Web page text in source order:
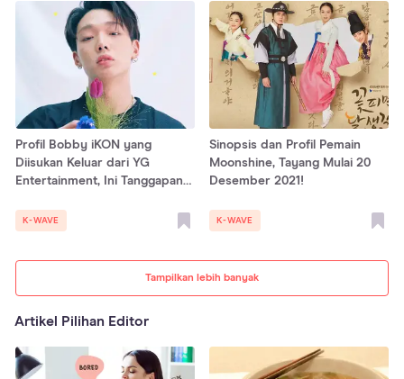
Tampilkan lebih banyak
Profil Bobby iKON yang
Diisukan Keluar dari YG
Entertainment, Ini Tanggapan
K-WAVE
Sinopsis dan Profil Pemain
Moonshine, Tayang Mulai 20
Desember 2021!
K-WAVE
Artikel Pilihan Editor